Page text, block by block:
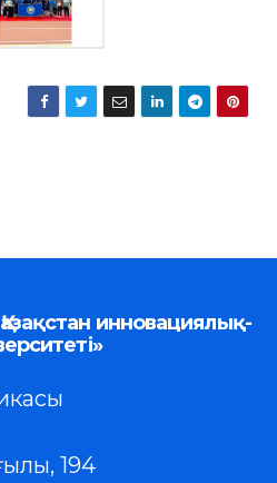
инновациялық-
194